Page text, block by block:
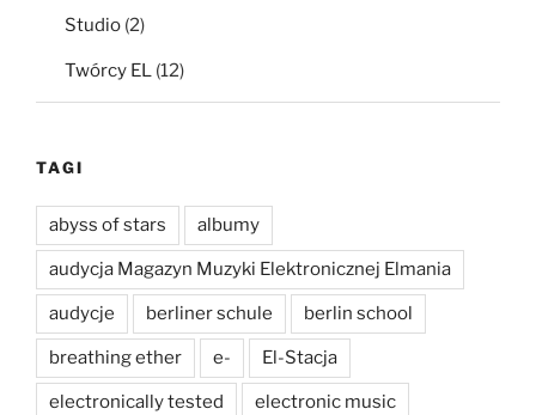
Studio (2)
Twórcy EL (12)
TAGI
abyss of stars albumy
audycja Magazyn Muzyki Elektronicznej Elmania
audycje berliner schule berlin school
breathing ether e- El-Stacja
electronically tested electronic music